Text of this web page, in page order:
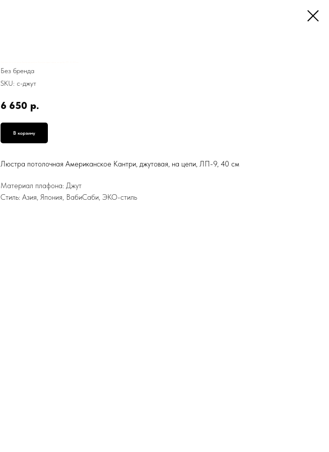
Без бренда
SKU: с-джут
6 650 р.
В корзину
Люстра потолочная Американское Кантри, джутовая, на цепи, ЛП-9, 40 см
Материал плафона: Джут
Стиль: Азия, Япония, ВабиСаби, ЭКО-стиль